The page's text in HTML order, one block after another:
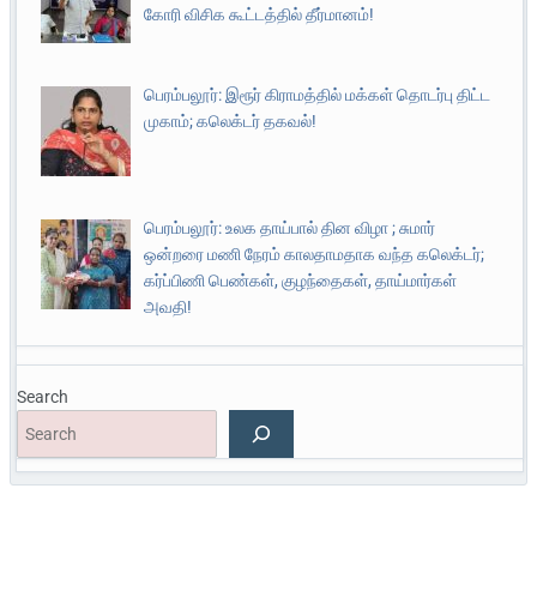
கோரி விசிக கூட்டத்தில் தீர்மானம்!
பெரம்பலூர்: இரூர் கிராமத்தில் மக்கள் தொடர்பு திட்ட
முகாம்; கலெக்டர் தகவல்!
பெரம்பலூர்: உலக தாய்பால் தின விழா ; சுமார்
ஒன்றரை மணி நேரம் காலதாமதாக வந்த கலெக்டர்;
கர்ப்பிணி பெண்கள், குழந்தைகள், தாய்மார்கள்
அவதி!
Search